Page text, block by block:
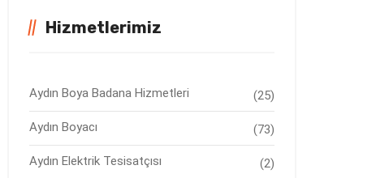
Hizmetlerimiz
Aydın Boya Badana Hizmetleri (25)
Aydın Boyacı (73)
Aydın Elektrik Tesisatçısı (2)